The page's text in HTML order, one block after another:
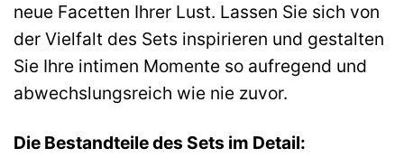
neue Facetten Ihrer Lust. Lassen Sie sich von
der Vielfalt des Sets inspirieren und gestalten
Sie Ihre intimen Momente so aufregend und
abwechslungsreich wie nie zuvor.
Die Bestandteile des Sets im Detail: